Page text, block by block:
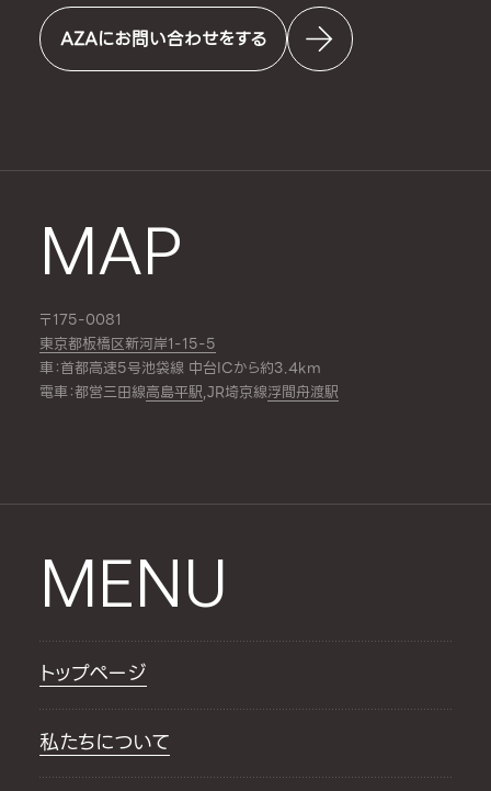
AZAにお問い合わせをする
MAP
〒175-0081
東京都板橋区新河岸1-15-5
車：首都高速5号池袋線 中台ICから約3.4km
電車：都営三田線高島平駅,JR埼京線浮間舟渡駅
MENU
トップページ
私たちについて